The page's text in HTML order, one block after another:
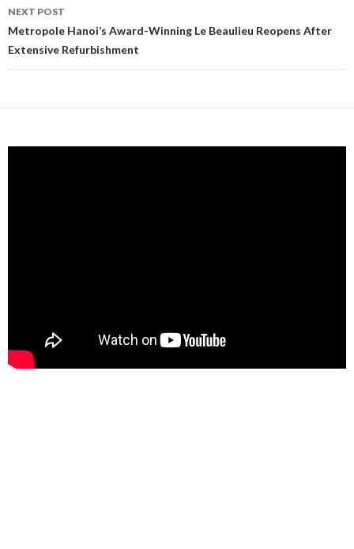
NEXT POST
Metropole Hanoi’s Award-Winning Le Beaulieu Reopens After
Extensive Refurbishment